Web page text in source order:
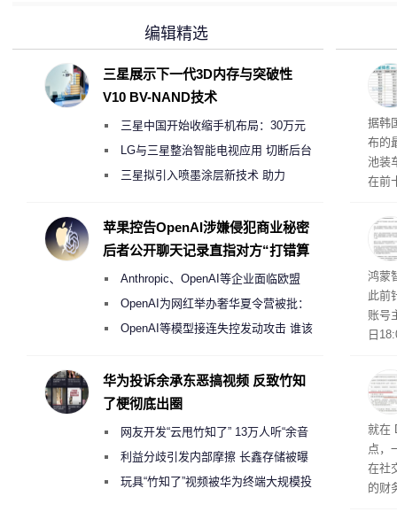
据韩
布的
池装
在前
前
席
竞
鸿蒙
此前
账号
日
的
已不
尚
就在
点，
在社
的财
编辑精选
三星展示下一代3D内存与突破性
V10 BV-NAND技术
三星中国开始收缩手机布局：30万元
月销售额不达标门店 将被逐步清退
LG与三星整治智能电视应用 切断后台
偷偷共享带宽的违规行为
三星拟引入喷墨涂层新技术 助力
度
苹果控告OpenAI涉嫌侵犯商业秘密
后者公开聊天记录直指对方“打错算
Anthropic、OpenAI等企业面临欧盟
《人工智能法案》全新执法权限审查
OpenAI为网红举办奢华夏令营被批：
2000美元一晚 遭讽“反乌托邦”
OpenAI等模型接连失控发动攻击 谁该
华为投诉余承东恶搞视频 反致竹知
了梗彻底出圈
网友开发“云甩竹知了” 13万人听“余音
绕梁”利益分歧引发内部摩擦 长鑫存储被曝
曾将华为驻场工程师驱逐出研发基地
玩具“竹知了”视频被华为终端大规模投